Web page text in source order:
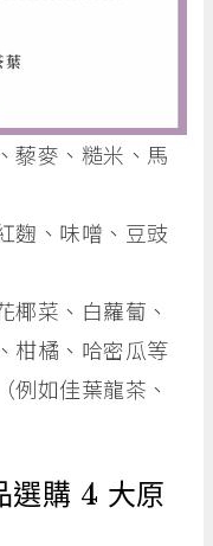
藜麥、糙米、馬
麴、味噌、豆豉
椰菜、白蘿蔔、
柑橘、哈密瓜等
例如佳葉龍茶、
選購 4 大原